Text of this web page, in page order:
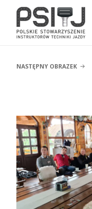
NASTĘPNY OBRAZEK